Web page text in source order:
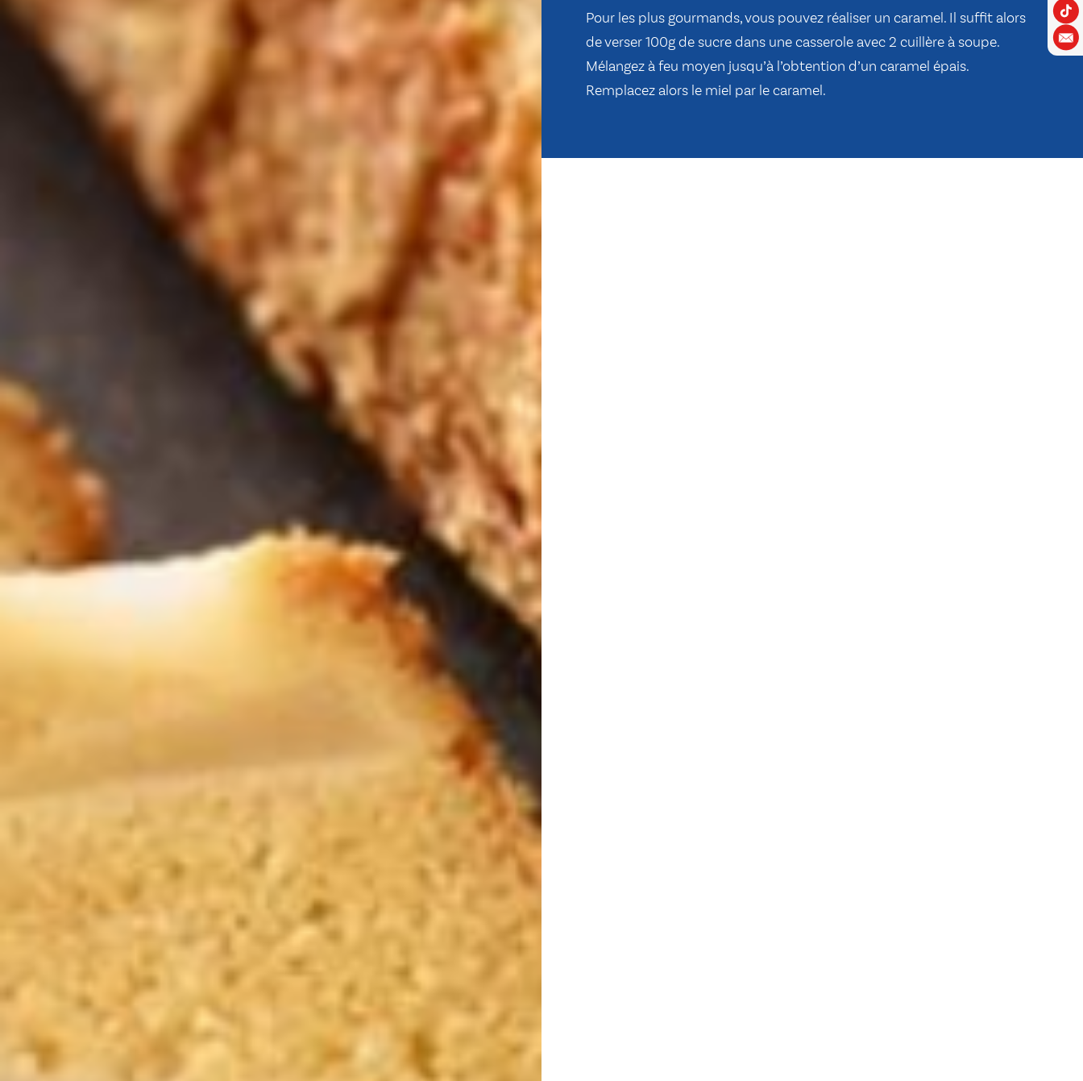
Pour les plus gourmands, vous pouvez réaliser un caramel. Il suffit alors
de verser 100g de sucre dans une casserole avec 2 cuillère à soupe.
Mélangez à feu moyen jusqu’à l’obtention d’un caramel épais.
Remplacez alors le miel par le caramel.